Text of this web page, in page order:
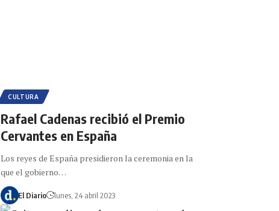
CULTURA
Rafael Cadenas recibió el Premio
Cervantes en España
Los reyes de España presidieron la ceremonia en la
que el gobierno…
El Diario lunes, 24 abril 2023